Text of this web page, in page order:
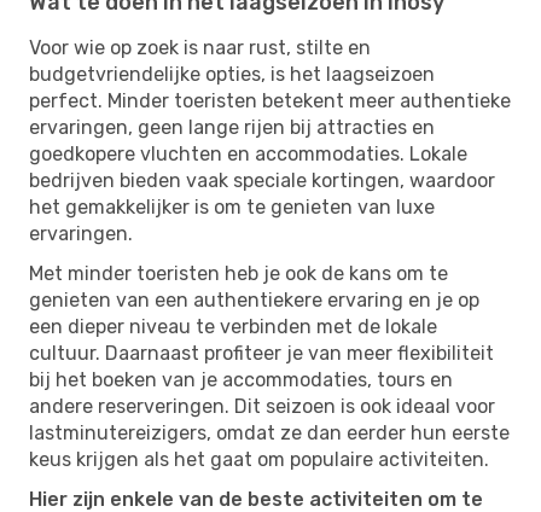
Voor wie op zoek is naar rust, stilte en
budgetvriendelijke opties, is het laagseizoen
perfect. Minder toeristen betekent meer authentieke
ervaringen, geen lange rijen bij attracties en
goedkopere vluchten en accommodaties. Lokale
bedrijven bieden vaak speciale kortingen, waardoor
het gemakkelijker is om te genieten van luxe
ervaringen.
Met minder toeristen heb je ook de kans om te
genieten van een authentiekere ervaring en je op
een dieper niveau te verbinden met de lokale
cultuur. Daarnaast profiteer je van meer flexibiliteit
bij het boeken van je accommodaties, tours en
andere reserveringen. Dit seizoen is ook ideaal voor
lastminutereizigers, omdat ze dan eerder hun eerste
keus krijgen als het gaat om populaire activiteiten.
Hier zijn enkele van de beste activiteiten om te